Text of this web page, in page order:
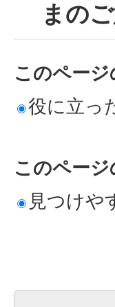
まの
このペー
役に立っ
このペー
見つけや